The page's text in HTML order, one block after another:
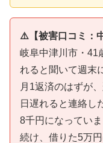
⚠️【被害口コミ：
岐阜中津川市・41
れると聞いて週末
月1返済のはずが
日遅れると連絡し
8千円になってい
続け、借りた5万